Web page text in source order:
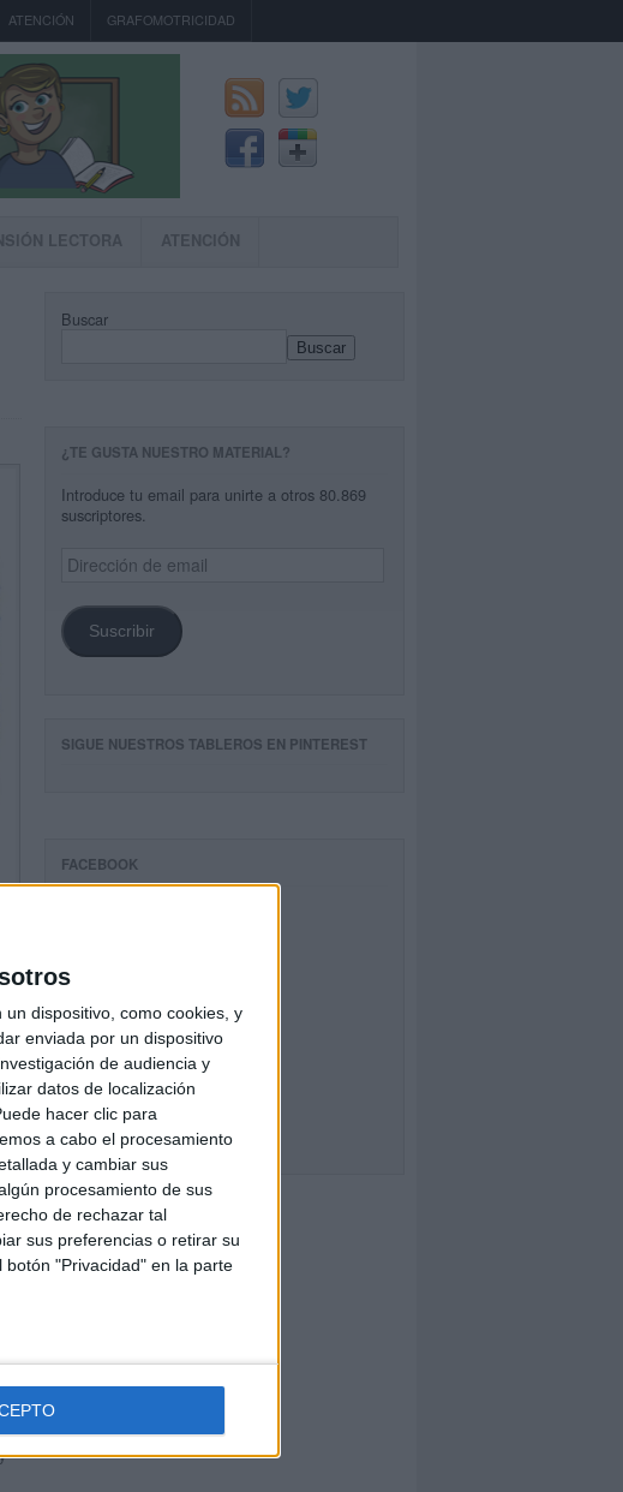
dispositivo, como cookies, y
enviada por un dispositivo
de audiencia y
datos de localización
hacer clic para
a cabo el procesamiento
y cambiar sus
procesamiento de sus
de rechazar tal
sus preferencias o retirar su
"Privacidad" en la parte
ATENCIÓN GRAFOMOTRICIDAD
LECTORA ATENCIÓN
Buscar
Buscar
¿TE GUSTA NUESTRO MATERIAL?
Introduce tu email para unirte a otros 80.869
suscriptores.
Dirección
de
Suscribir
SIGUE NUESTROS TABLEROS EN PINTEREST
FACEBOOK